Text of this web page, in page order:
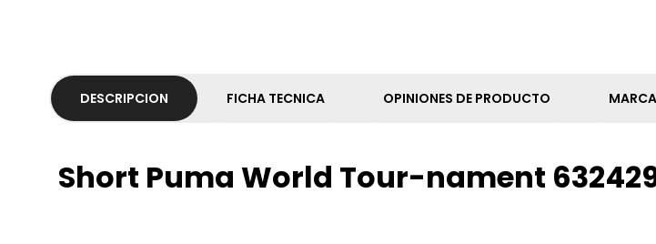
DESCRIPCION FICHA TECNICA OPINIONES DE PRODUCTO MARCA
Short Puma World Tour-nament